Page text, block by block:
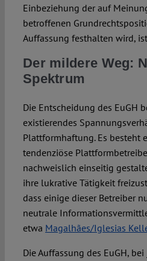
Einbeziehung der auf
betroffenen
Auffassung festhalten wird,
Der mildere Weg:
Spektrum
Die Entscheidung des EuGH
existierendes
Plattformhaftung. Es besteht
tendenziöse
nachweislich einseitig
ihre lukrative Tätigkeit
dass einige dieser Betreiber
neutrale
etwa Magalhães/Iglesias
Die Auffassung des EuGH,